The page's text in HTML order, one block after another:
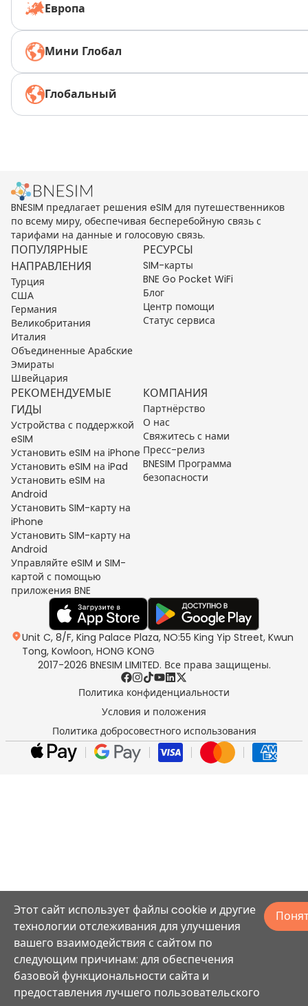
Европа
Мини Глобал
Глобальный
BNESIM предлагает решения eSIM для путешественников
по всему миру, обеспечивая бесперебойную связь с
тарифами на данные и голосовую связь.
ПОПУЛЯРНЫЕ
НАПРАВЛЕНИЯ
Турция
США
Германия
Великобритания
Италия
Объединенные Арабские
Эмираты
Швейцария
РЕСУРСЫ
SIM-карты
BNE Go Pocket WiFi
Блог
Центр помощи
Статус сервиса
РЕКОМЕНДУЕМЫЕ
ГИДЫ
Устройства с поддержкой
eSIM
Установить eSIM на iPhone
Установить eSIM на iPad
Установить eSIM на
Android
Установить SIM-карту на
iPhone
Установить SIM-карту на
Android
Управляйте eSIM и SIM-
картой с помощью
приложения BNE
КОМПАНИЯ
Партнёрство
О нас
Свяжитесь с нами
Пресс-релиз
BNESIM Программа
безопасности
Unit C, 8/F, King Palace Plaza, NO:55 King Yip Street, Kwun
Tong, Kowloon, HONG KONG
2017-2026 BNESIM LIMITED. Все права защищены.
Политика конфиденциальности
Условия и положения
Политика добросовестного использования
Этот сайт использует файлы cookie и другие
технологии отслеживания для улучшения
вашего взаимодействия с сайтом по
следующим причинам: для обеспечения
базовой функциональности сайта и
предоставления лучшего пользовательского